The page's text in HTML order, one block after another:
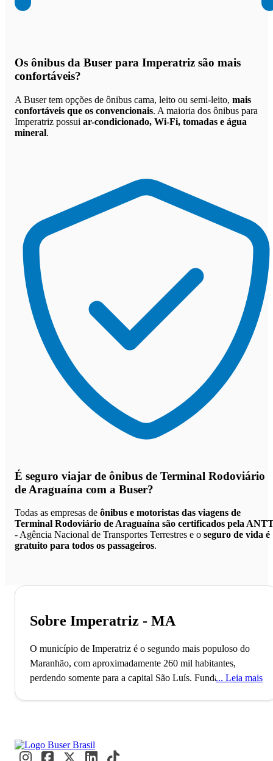
Os ônibus da Buser para Imperatriz são mais
confortáveis?
A Buser tem opções de ônibus cama, leito ou semi-leito, mais
confortáveis que os convencionais. A maioria dos ônibus para
Imperatriz possui ar-condicionado, Wi-Fi, tomadas e água
mineral.
É seguro viajar de ônibus de Terminal Rodoviário
de Araguaína com a Buser?
Todas as empresas de ônibus e motoristas das viagens de
Terminal Rodoviário de Araguaína são certificados pela
- Agência Nacional de Transportes Terrestres e o seguro de vida é
gratuito para todos os passageiros.
Sobre Imperatriz - MA
O município de Imperatriz é o segundo mais populoso do
Maranhão, com aproximadamente 260 mil habitantes,
perdendo somente para a capital São Luís. Fundada em
Uma curiosidade sobre a história de Imperatriz é que antes
Leia mais